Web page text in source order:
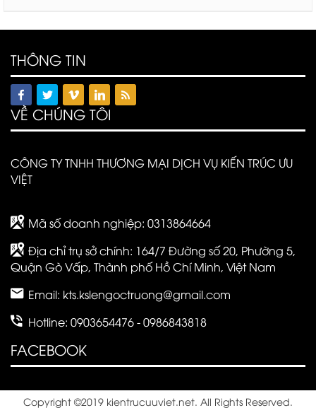
THÔNG TIN
VỀ CHÚNG TÔI
CÔNG TY TNHH THƯƠNG MẠI DỊCH VỤ KIẾN TRÚC ƯU
VIỆT
Mã số doanh nghiệp: 0313864664
Địa chỉ trụ sở chính: 164/7 Đường số 20, Phường 5,
Quận Gò Vấp, Thành phố Hồ Chí Minh, Việt Nam
Email: kts.kslengoctruong@gmail.com
Hotline: 0903654476 - 0986843818
FACEBOOK
Copyright ©2019 kientrucuuviet.net. All Rights Reserved.